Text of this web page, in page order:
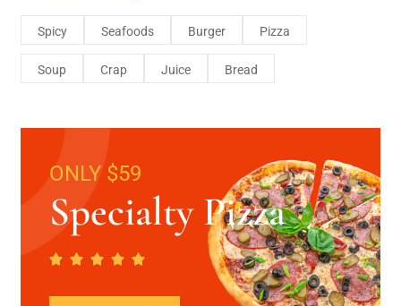
Spicy Seafoods Burger Pizza
Soup Crap Juice Bread
ONLY $59
Specialty Pizza